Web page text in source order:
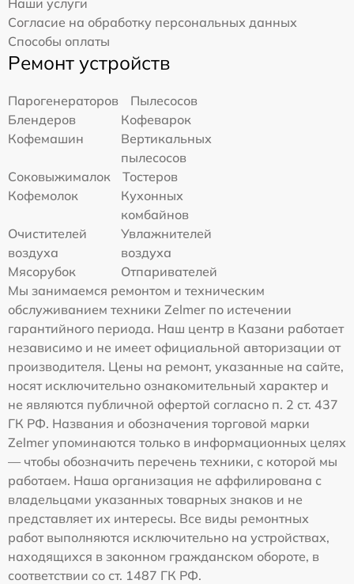
Наши услуги
Согласие на обработку персональных данных
Способы оплаты
Ремонт устройств
Парогенераторов
Пылесосов
Блендеров
Кофеварок
Кофемашин
Вертикальных
пылесосов
Соковыжималок
Тостеров
Кофемолок
Кухонных
комбайнов
Очистителей
воздуха
Увлажнителей
воздуха
Мясорубок
Отпаривателей
Мы занимаемся ремонтом и техническим
обслуживанием техники Zelmer по истечении
гарантийного периода. Наш центр в Казани работает
независимо и не имеет официальной авторизации от
производителя. Цены на ремонт, указанные на сайте,
носят исключительно ознакомительный характер и
не являются публичной офертой согласно п. 2 ст. 437
ГК РФ. Названия и обозначения торговой марки
Zelmer упоминаются только в информационных целях
— чтобы обозначить перечень техники, с которой мы
работаем. Наша организация не аффилирована с
владельцами указанных товарных знаков и не
представляет их интересы. Все виды ремонтных
работ выполняются исключительно на устройствах,
находящихся в законном гражданском обороте, в
соответствии со ст. 1487 ГК РФ.